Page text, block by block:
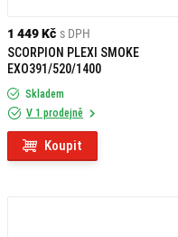
1 449 Kč s DPH
SCORPION PLEXI SMOKE
EXO391/520/1400
Skladem
V 1 prodejně
Koupit